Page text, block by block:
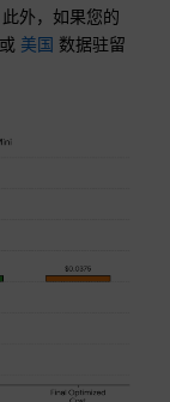
外，如果您的
美国 数据驻留